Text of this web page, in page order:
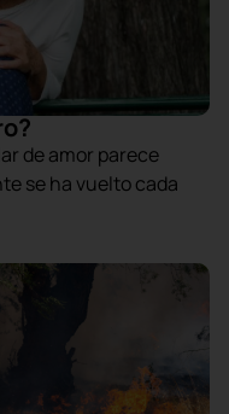
de amor parece
se ha vuelto cada